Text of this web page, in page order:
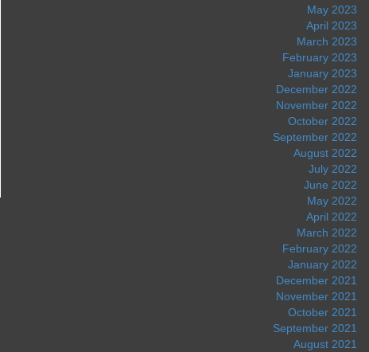
May 2023
April 2023
March 2023
February 2023
January 2023
December 2022
November 2022
October 2022
September 2022
August 2022
July 2022
June 2022
May 2022
April 2022
March 2022
February 2022
January 2022
December 2021
November 2021
October 2021
September 2021
August 2021